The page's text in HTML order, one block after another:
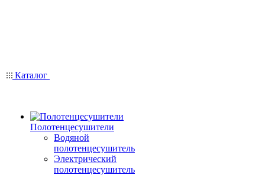
Каталог
Полотенцесушители
Водяной
полотенцесушитель
Электрический
полотенцесушитель